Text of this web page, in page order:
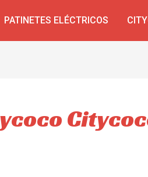
PATINETES ELÉCTRICOS